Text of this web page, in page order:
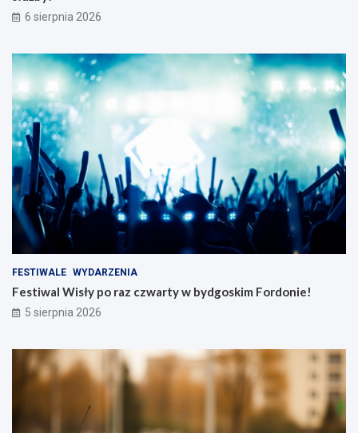
6 sierpnia 2026
FESTIWALE WYDARZENIA
Festiwal Wisły po raz czwarty w bydgoskim Fordonie!
5 sierpnia 2026